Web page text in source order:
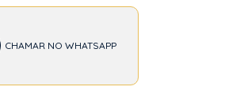
CHAMAR NO WHATSAPP